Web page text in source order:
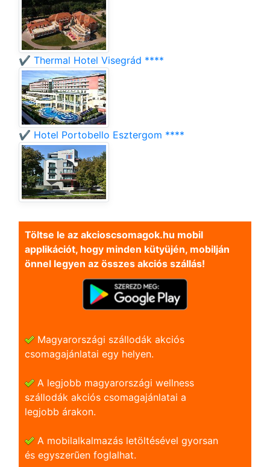
✔️ Thermal Hotel Visegrád ****
✔️ Hotel Portobello Esztergom ****
Töltse le az akcioscsomagok.hu mobil
applikációt, hogy minden kütyüjén, mobilján
önnel legyen az összes akciós szállás!
Magyarországi szállodák akciós
csomagajánlatai egy helyen.
A legjobb magyarországi wellness
szállodák akciós csomagajánlatai a
legjobb árakon.
A mobilalkalmazás letöltésével gyorsan
és egyszerũen foglalhat.